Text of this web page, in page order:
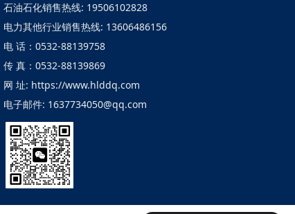
石油石化销售热线: 19506102828
电力其他行业销售热线: 13606486156
电 话：0532-88139758
传 真：0532-88139869
网 址: https://www.hlddq.com
电子邮件: 1637734050@qq.com